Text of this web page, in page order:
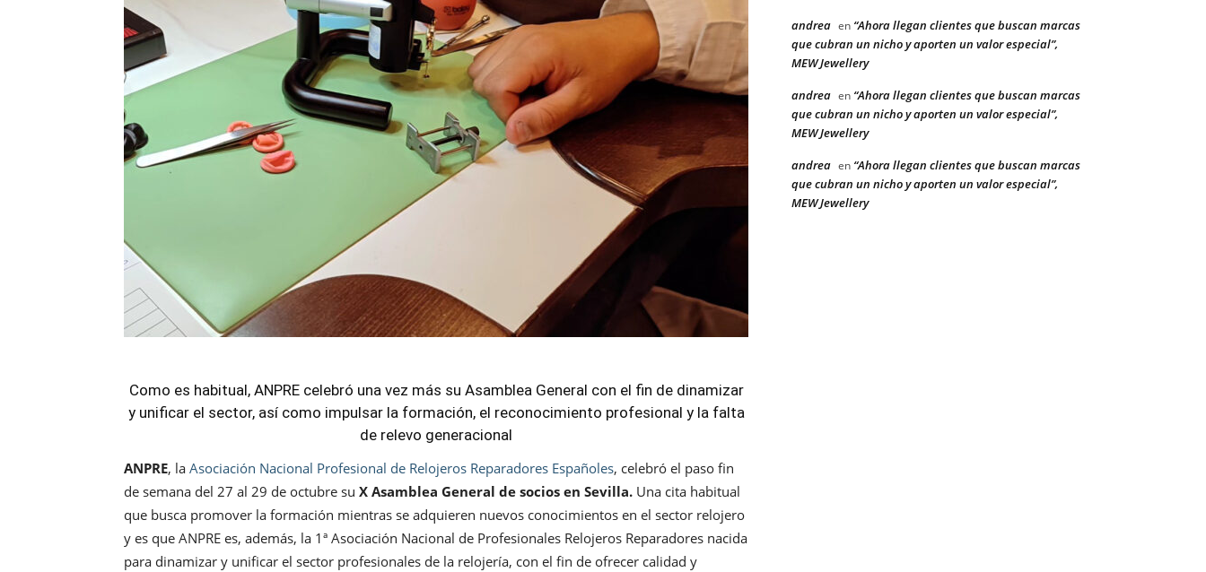
Como es habitual, ANPRE celebró una vez más su Asamblea General con el fin de dinamizar
y unificar el sector, así como impulsar la formación, el reconocimiento profesional y la falta
de relevo generacional
ANPRE, la Asociación Nacional Profesional de Relojeros Reparadores Españoles, celebró el paso fin
de semana del 27 al 29 de octubre su X Asamblea General de socios en Sevilla. Una cita habitual
que busca promover la formación mientras se adquieren nuevos conocimientos en el sector relojero
y es que ANPRE es, además, la 1ª Asociación Nacional de Profesionales Relojeros Reparadores nacida
para dinamizar y unificar el sector profesionales de la relojería, con el fin de ofrecer calidad y
andrea en “Ahora llegan clientes que buscan marcas
que cubran un nicho y aporten un valor especial”,
MEW Jewellery
andrea en “Ahora llegan clientes que buscan marcas
que cubran un nicho y aporten un valor especial”,
MEW Jewellery
andrea en “Ahora llegan clientes que buscan marcas
que cubran un nicho y aporten un valor especial”,
MEW Jewellery